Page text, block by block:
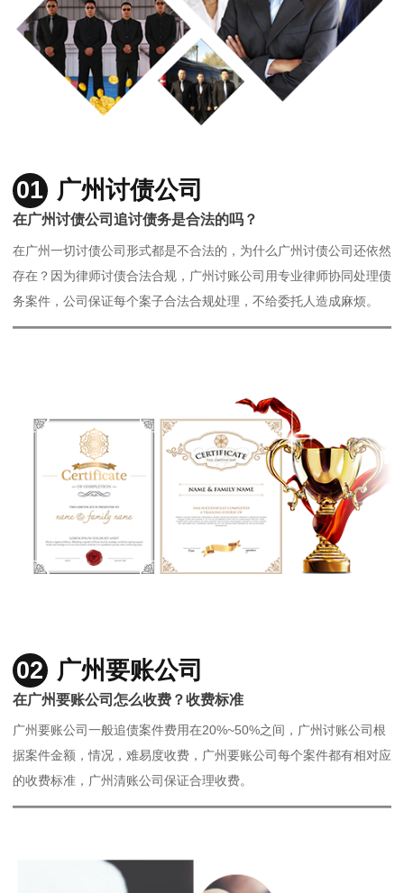
01 广州讨债公司
在广州讨债公司追讨债务是合法的吗？
在广州一切讨债公司形式都是不合法的，为什么广州讨债公司还依然
存在？因为律师讨债合法合规，广州讨账公司用专业律师协同处理债
务案件，公司保证每个案子合法合规处理，不给委托人造成麻烦。
02 广州要账公司
在广州要账公司怎么收费？收费标准
广州要账公司一般追债案件费用在20%~50%之间，广州讨账公司根
据案件金额，情况，难易度收费，广州要账公司每个案件都有相对应
的收费标准，广州清账公司保证合理收费。